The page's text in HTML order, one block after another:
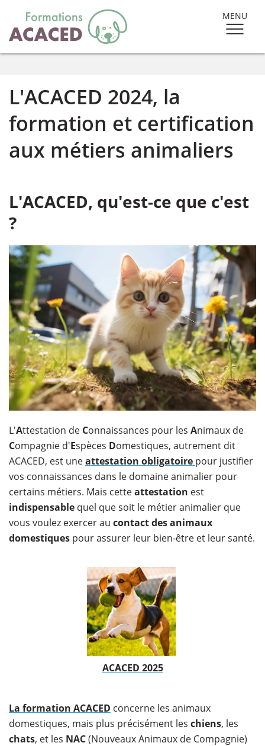
MENU
L'ACACED 2024, la
formation et certification
aux métiers animaliers
L'ACACED, qu'est-ce que c'est
?
L'Attestation de Connaissances pour les Animaux de
Compagnie d'Espèces Domestiques, autrement dit
ACACED, est uneattestation obligatoire pour justifier
vos connaissances dans le domaine animalier pour
certains métiers. Mais cetteattestation est
indispensable quel que soit le métier animalier que
vous voulez exercer au contact des animaux
domestiques pour assurer leur bien-être et leur santé.
ACACED 2025
La formation ACACED concerne les animaux
domestiques, mais plus précisément les chiens, les
chats, et les NAC(Nouveaux Animaux de Compagnie)